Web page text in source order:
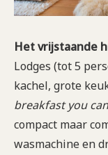
Het vrijstaande
Lodges (tot 5
kachel, grote
breakfast you
compact maar
wasmachine en